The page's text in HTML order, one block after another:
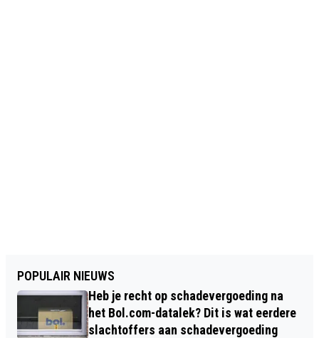
POPULAIR NIEUWS
Heb je recht op schadevergoeding na
het Bol.com-datalek? Dit is wat eerdere
slachtoffers aan schadevergoeding